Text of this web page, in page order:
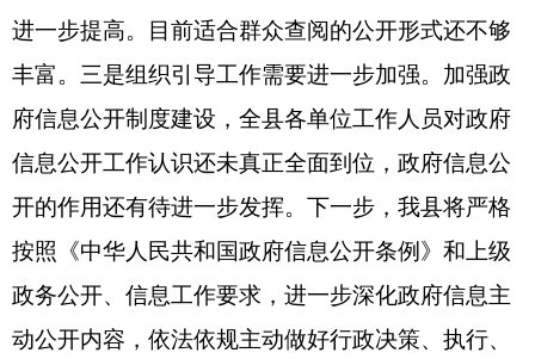
进一步提高。目前适合群众查阅的公开形式还不够
丰富。三是组织引导工作需要进一步加强。加强政
府信息公开制度建设，全县各单位工作人员对政府
信息公开工作认识还未真正全面到位，政府信息公
开的作用还有待进一步发挥。下一步，我县将严格
按照《中华人民共和国政府信息公开条例 》和上级
政务公开、信息工作要求，进一步深化政府信息主
动公开内容，依法依规主动做好行政决策、执行、